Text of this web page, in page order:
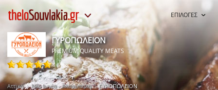
ΕΠΙΛΟΓΕΣ
ΓΥΡΟΠΩΛΕΙΟΝ
PREMIUM QUALITY MEATS
8 ψήφοι
Αττική Νέα Ιωνία - Αλσούπολη ΓΥΡΟΠΩΛΕΙΟΝ